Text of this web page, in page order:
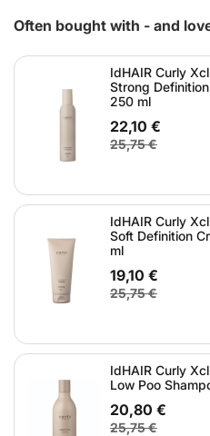
Often bought with - and
IdHAIR Curly
Strong
250 ml
22,10 €
25,75 €
IdHAIR Curly
Soft Definition
ml
19,10 €
25,75 €
IdHAIR Curly
Low Poo
20,80 €
25,75 €